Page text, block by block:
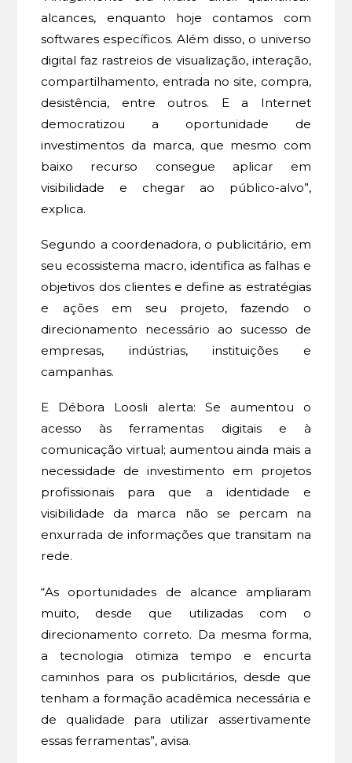
alcances, enquanto hoje contamos com
softwares específicos. Além disso, o universo
digital faz rastreios de visualização, interação,
compartilhamento, entrada no site, compra,
desistência, entre outros. E a Internet
democratizou a oportunidade de
investimentos da marca, que mesmo com
baixo recurso consegue aplicar em
visibilidade e chegar ao público-alvo”,
explica.
Segundo a coordenadora, o publicitário, em
seu ecossistema macro, identifica as falhas e
objetivos dos clientes e define as estratégias
e ações em seu projeto, fazendo o
direcionamento necessário ao sucesso de
empresas, indústrias, instituições e
campanhas.
E Débora Loosli alerta: Se aumentou o
acesso às ferramentas digitais e à
comunicação virtual; aumentou ainda mais a
necessidade de investimento em projetos
profissionais para que a identidade e
visibilidade da marca não se percam na
enxurrada de informações que transitam na
rede.
“As oportunidades de alcance ampliaram
muito, desde que utilizadas com o
direcionamento correto. Da mesma forma,
a tecnologia otimiza tempo e encurta
caminhos para os publicitários, desde que
tenham a formação acadêmica necessária e
de qualidade para utilizar assertivamente
essas ferramentas”, avisa.